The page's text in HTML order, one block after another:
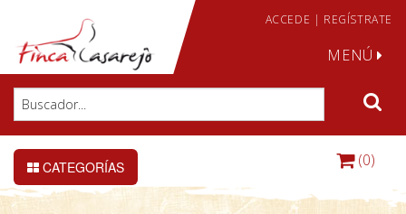
ACCEDE | REGÍSTRATE
MENÚ
CATEGORÍAS (0)